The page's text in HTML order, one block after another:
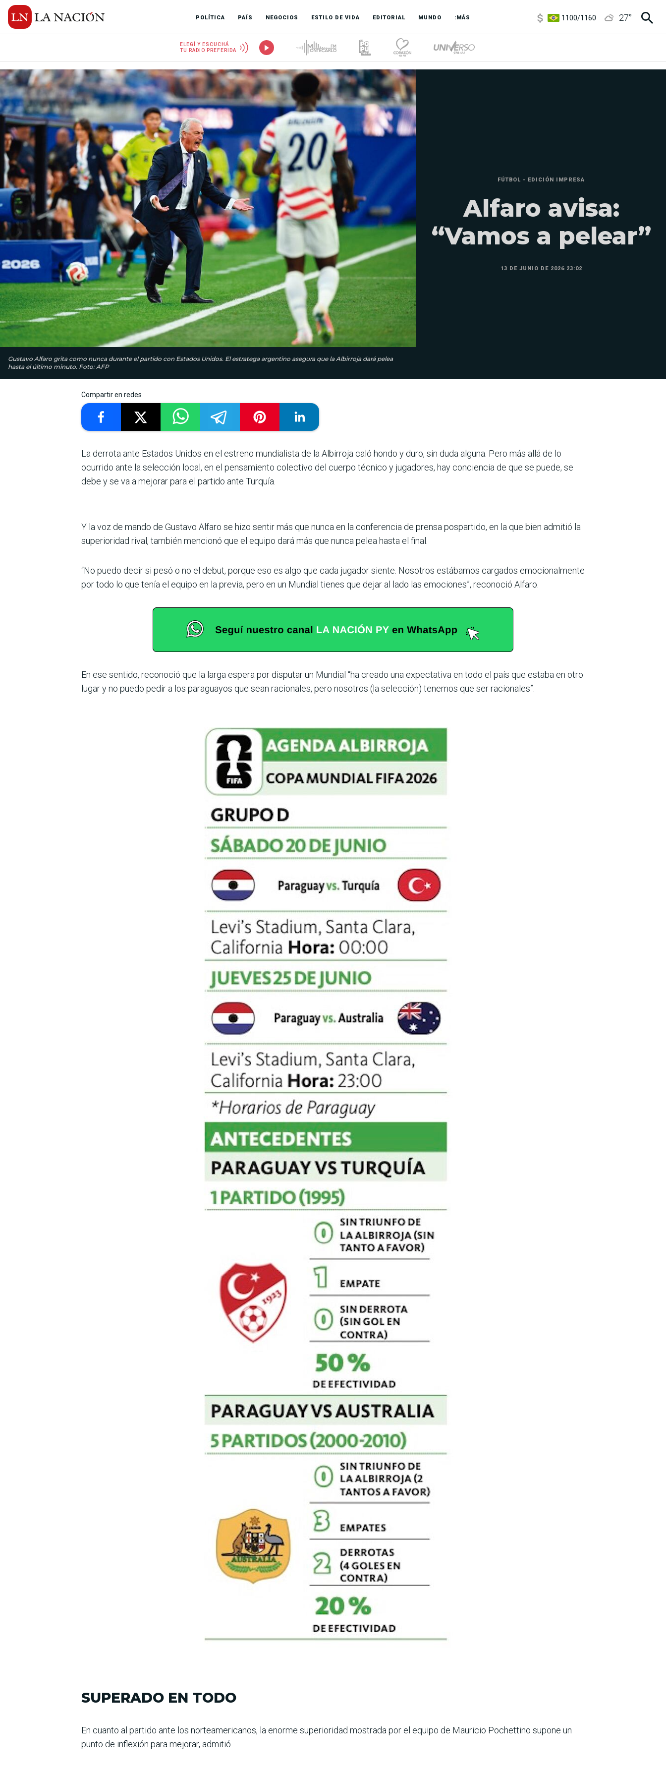
POLÍTICA PAÍS NEGOCIOS ESTILO DE VIDA EDITORIAL MUNDO :MÁS
3,8/4
6850/7200
27°
ELEGÍ Y ESCUCHÁ
TU RADIO PREFERIDA
Gustavo Alfaro grita como nunca durante el partido con Estados Unidos. El estratega argentino asegura que la Albirroja dará pelea
hasta el último minuto. Foto: AFP
FÚTBOL - EDICIÓN IMPRESA
Alfaro avisa:
“Vamos a pelear”
13 DE JUNIO DE 2026 23:02
Compartir en redes
La derrota ante Estados Unidos en el estreno mundialista de la Albi­rroja caló hondo y duro, sin duda alguna. Pero más allá de lo
ocurrido ante la selec­ción local, en el pensamiento colectivo del cuerpo técnico y jugadores, hay conciencia de que se puede, se
debe y se va a mejorar para el partido ante Turquía.
Y la voz de mando de Gustavo Alfaro se hizo sentir más que nunca en la conferencia de prensa pospartido, en la que bien admitió la
superioridad rival, también mencionó que el equipo dará más que nunca pelea hasta el final.
“No puedo decir si pesó o no el debut, porque eso es algo que cada jugador siente. Nosotros estábamos car­gados emocionalmente
por todo lo que tenía el equipo en la previa, pero en un Mun­dial tienes que dejar al lado las emociones”, recono­ció Alfaro.
En ese sentido, reconoció que la larga espera por disputar un Mundial “ha creado una expectativa en todo el país que estaba en otro
lugar y no puedo pedir a los paraguayos que sean racionales, pero nosotros (la selección) tenemos que ser racionales”.
SUPERADO EN TODO
En cuanto al partido ante los norteamericanos, la enorme superioridad mostrada por el equipo de Mauricio Pochettino supone un
punto de inflexión para mejorar, admitió.